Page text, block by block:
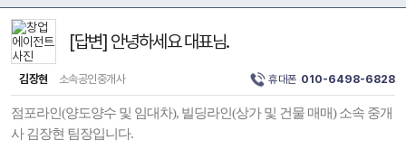
[답변] 안녕하세요 대표님.
김장현 소속공인중개사 휴대폰 010-6498-6828
점포라인(양도양수 및 임대차), 빌딩라인(상가 및 건물 매매) 소속 중개
사 김장현 팀장입니다.